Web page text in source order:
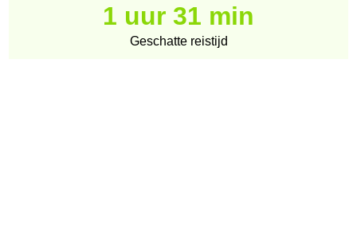
1 uur 31 min
Geschatte reistijd